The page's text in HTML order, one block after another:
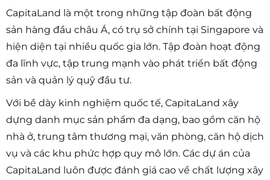
CapitaLand là một trong những tập đoàn bất động
sản hàng đầu châu Á, có trụ sở chính tại Singapore và
hiện diện tại nhiều quốc gia lớn. Tập đoàn hoạt động
đa lĩnh vực, tập trung mạnh vào phát triển bất động
sản và quản lý quỹ đầu tư.
Với bề dày kinh nghiệm quốc tế, CapitaLand xây
dựng danh mục sản phẩm đa dạng, bao gồm căn hộ
nhà ở, trung tâm thương mại, văn phòng, căn hộ dịch
vụ và các khu phức hợp quy mô lớn. Các dự án của
CapitaLand luôn được đánh giá cao về chất lượng xây